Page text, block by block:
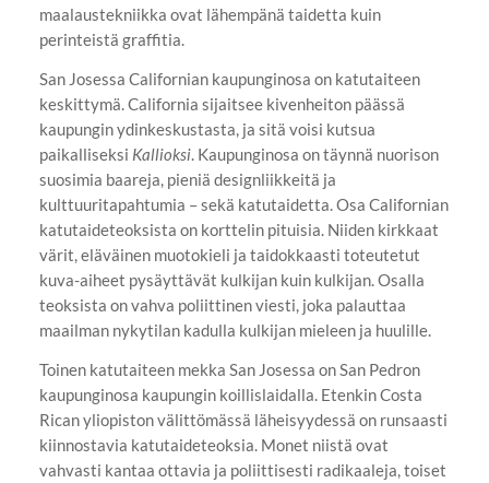
maalaustekniikka ovat lähempänä taidetta kuin
perinteistä graffitia.
San Josessa Californian kaupunginosa on katutaiteen
keskittymä. California sijaitsee kivenheiton päässä
kaupungin ydinkeskustasta, ja sitä voisi kutsua
paikalliseksi Kallioksi. Kaupunginosa on täynnä nuorison
suosimia baareja, pieniä designliikkeitä ja
kulttuuritapahtumia – sekä katutaidetta. Osa Californian
katutaideteoksista on korttelin pituisia. Niiden kirkkaat
värit, eläväinen muotokieli ja taidokkaasti toteutetut
kuva-aiheet pysäyttävät kulkijan kuin kulkijan. Osalla
teoksista on vahva poliittinen viesti, joka palauttaa
maailman nykytilan kadulla kulkijan mieleen ja huulille.
Toinen katutaiteen mekka San Josessa on San Pedron
kaupunginosa kaupungin koillislaidalla. Etenkin Costa
Rican yliopiston välittömässä läheisyydessä on runsaasti
kiinnostavia katutaideteoksia. Monet niistä ovat
vahvasti kantaa ottavia ja poliittisesti radikaaleja, toiset